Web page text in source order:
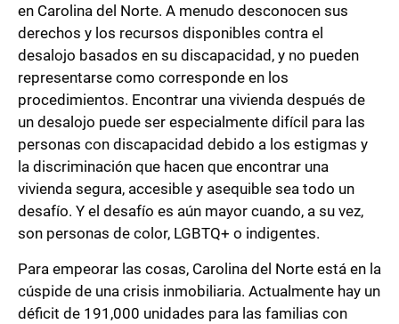
en Carolina del Norte. A menudo desconocen sus
derechos y los recursos disponibles contra el
desalojo basados en su discapacidad, y no pueden
representarse como corresponde en los
procedimientos. Encontrar una vivienda después de
un desalojo puede ser especialmente difícil para las
personas con discapacidad debido a los estigmas y
la discriminación que hacen que encontrar una
vivienda segura, accesible y asequible sea todo un
desafío. Y el desafío es aún mayor cuando, a su vez,
son personas de color, LGBTQ+ o indigentes.
Para empeorar las cosas, Carolina del Norte está en la
cúspide de una crisis inmobiliaria. Actualmente hay un
déficit de 191,000 unidades para las familias con